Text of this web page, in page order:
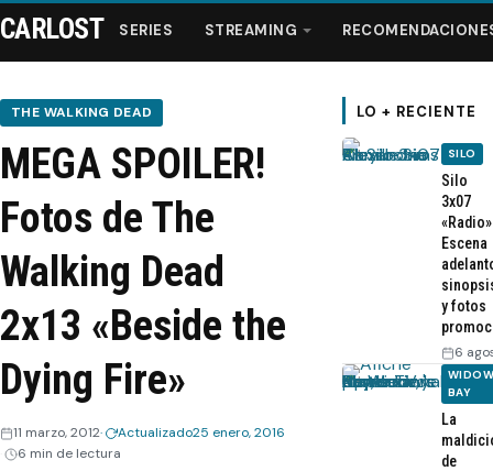
Series
Streaming
Recomendaciones
Webisodios
CARLOST SERIES STREAMING
THE WALKING DEAD
MEGA SPOILER!
Fotos de The
Walking Dead
2x13 «Beside the
Dying Fire»
11 marzo, 2012 Actualizado25 enero, 2016
6 min de lectura
LO + RECIENTE
SILO
Silo
3x07
Escena
y fotos
6
BAY
La
de